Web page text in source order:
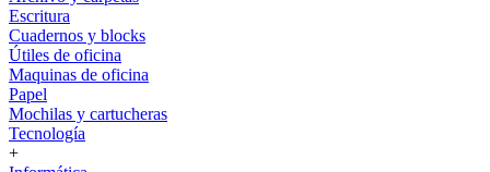
Escritura
Cuadernos y blocks
Útiles de oficina
Maquinas de oficina
Papel
Mochilas y cartucheras
Tecnología
+